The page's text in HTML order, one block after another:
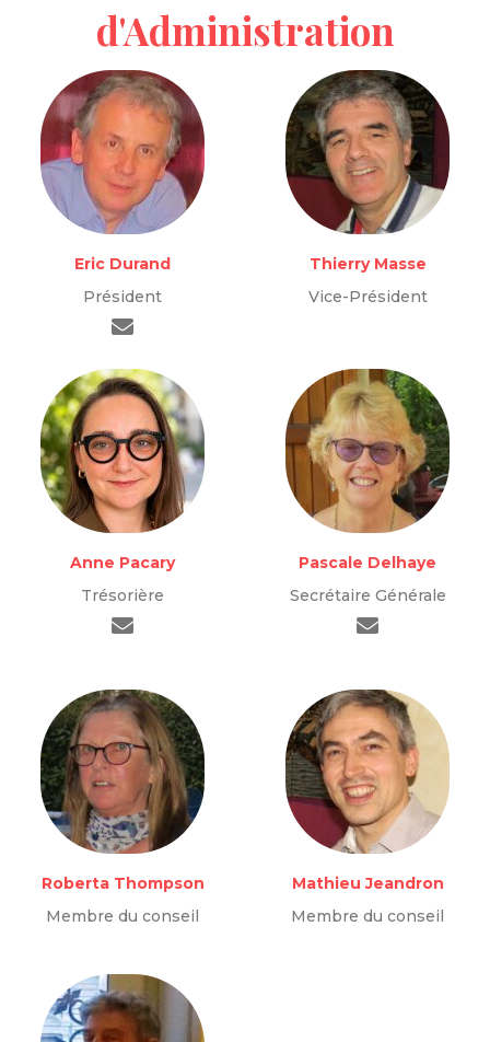
d'Administration
Eric Durand
Président
Thierry Masse
Vice-Président
Anne Pacary
Trésorière
Pascale Delhaye
Secrétaire Générale
Roberta Thompson
Membre du conseil
Mathieu Jeandron
Membre du conseil